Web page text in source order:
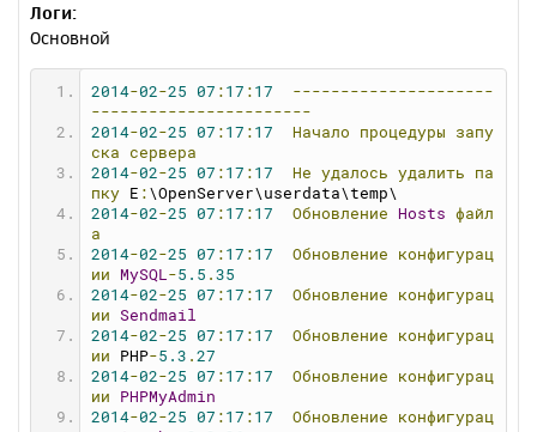
httpcharset
logreadsize=256
showversion =0
crdisk=
crpath = 0
crdomain =0
showfvr =0
showprogs=
hdomains
balloon 1
favorite
0
showswitch
1
debugmode = 1
stext =0
sbrowser 0
email =0
vdisk=W
selfhosts=
Логи:
Основной
2014-02-25 07 : 17 : 17
---------------------
-----------------------
2014-02-25 07 : 17 : 17 Начало процедуры
запу
ска
сервера
2014-02-25 07 : 17 : 17 Не удалось удалить
па
пку E : \OpenServer\userdata\temp\
2014-02-25 07 : 17 : 17 Обновление Hosts файл
а
2014-02-25 07 : 17 : 17 Обновление
конфигурац
ии
MySQL-5.5 . 35
2014-02-25 07 : 17 : 17 Обновление
конфигурац
ии Sendmail
2014-02-25 07 : 17 : 17 Обновление
конфигурац
ии PHP-5.3 . 27
2014-02-25 07 : 17 : 17 Обновление
конфигурац
ии
PHPMyAdmin
2014-02-25 07 : 17 : 17 Обновление
конфигурац